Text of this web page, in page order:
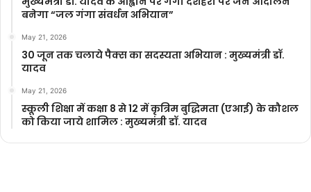
बनेगा “जल गंगा संवर्धन अभियान”
May 21, 2026
30 जून तक चलाये पैक्स का सदस्यता अभियान : मुख्यमंत्री डॉ.
यादव
May 21, 2026
स्कूली शिक्षा में कक्षा 8 से 12 में कृ‍त्रिम बुद्धिमता (एआई) के कौशल
को किया जाये शामिल : मुख्यमंत्री डॉ. यादव